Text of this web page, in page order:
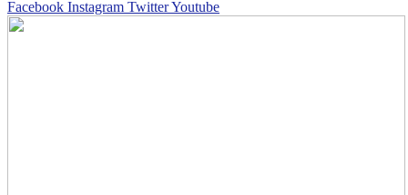
Facebook Instagram TwitterYoutube